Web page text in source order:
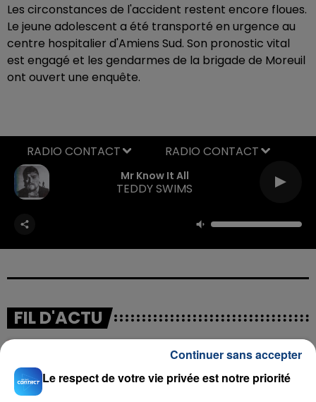
Les circonstances de l'accident restent encore floues.
Le jeune adolescent a été transporté en urgence au
centre hospitalier d'Amiens Sud. Son pronostic vital
est engagé et les gendarmes de la brigade de Moreuil
ont ouvert une enquête.
Mr Know It All
TEDDY SWIMS
RADIO CONTACT
FIL D'ACTU
Le respect de votre vie privée est notre priorité
Continuer sans accepter